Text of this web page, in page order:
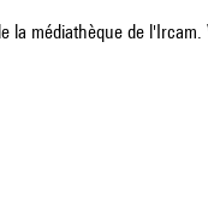
médiathèque de